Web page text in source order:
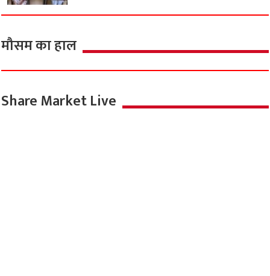
मौसम का हाल
Share Market Live